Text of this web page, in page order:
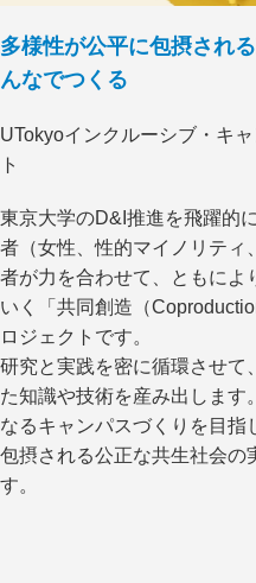
多様性が公平に包摂され
んなでつくる
UTokyoインクルーシブ・キ
ト
東京大学のD&I推進を飛躍的
者（女性、性的マイノリティ
者が力を合わせて、ともによ
いく「共同創造（
ロジェクトです。
研究と実践を密に循環させて
た知識や技術を産み出します
なるキャンパスづくりを目指
包摂される公正な共生社会の
す。